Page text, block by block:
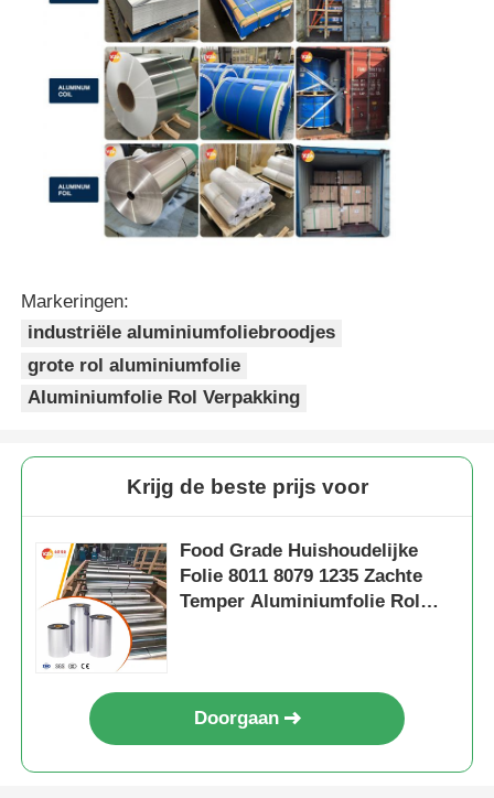
Markeringen:
industriële aluminiumfoliebroodjes
grote rol aluminiumfolie
Aluminiumfolie Rol Verpakking
Krijg de beste prijs voor
Food Grade Huishoudelijke
Folie 8011 8079 1235 Zachte
Temper Aluminiumfolie Rol
Doorgaan